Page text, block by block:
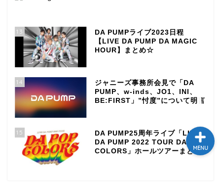
13
DA PUMPライブ2023日程
【LIVE DA PUMP DA MAGIC
HOUR】まとめ☆
14
ジャニーズ事務所会見で「DA
PUMP、w-inds、JO1、INI、
BE:FIRST」”忖度”について明言
15
DA PUMP25周年ライブ「LIVE
DA PUMP 2022 TOUR DA POP
COLORS」ホールツアーまとめMENU
メゾン・ド・ミュージック
～DA PUMP YORIの晴れ
ばれラジオ～
ライブ・イベント